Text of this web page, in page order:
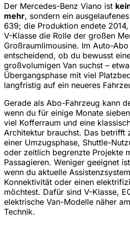
Der Mercedes-Benz Viano ist
mehr, sondern ein
639; die Produktion endete
V-Klasse die Rolle der großen
Großraumlimousine. Im Auto-
entscheidend, ob du bewusst
großvolumigen Van suchst –
Übergangsphase mit viel
langfristig auf ein neueres
Gerade als Abo-Fahrzeug kann
wenn du für einige Monate
viel Kofferraum und eine
Architektur brauchst. Das betrifft
einer Umzugsphase, Shuttle-
oder zeitlich begrenzte Projekte
Passagieren. Weniger geeignet
wenn du aktuelle
Konnektivität oder einen
möchtest. Dafür sind V-Klasse,
elektrische Van-Modelle näher
Technik.